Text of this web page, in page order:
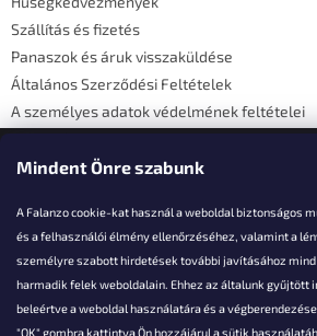
Mindent Önre szabunk
A Falanzo cookie-kat használ a weboldal biztonságos
és a felhasználói élmény ellenőrzéséhez, valamint a
személyre szabott hirdetések további javításához
harmadik felek weboldalain. Ehhez az általunk gyűjtött
beleértve a weboldal használatára és a
"OK" gombra kattintva Ön hozzájárul a sütik
Szállítás és fizetés
Panaszok és áruk visszaküldése
Általános Szerződési Feltételek
A személyes adatok védelmének feltételei
Elérhetőségi adatok
Akarsz kérdezni valamit?
info@falanzo.hu